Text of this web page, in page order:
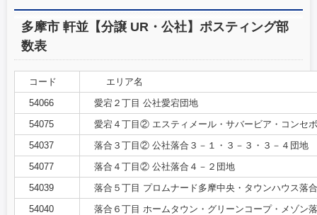
多摩市 軒並【分譲 UR・公社】ポスティング部
数表
コード
エリア名
54066
愛宕２丁目 公社愛宕団地
54075
愛宕４丁目② エスティメール・サバービア・コンセ
54037
落合３丁目② 公社落合３－１・３－３・３－４団地
54077
落合４丁目② 公社落合４－２団地
54039
落合５丁目 プロムナード多摩中央・タウンハウス落
54040
落合６丁目 ホームタウン・グリーンコープ・メゾン